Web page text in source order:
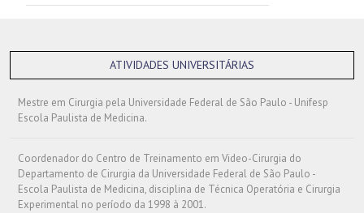
ATIVIDADES UNIVERSITÁRIAS
Mestre em Cirurgia pela Universidade Federal de São Paulo - Unifesp
Escola Paulista de Medicina.
Coordenador do Centro de Treinamento em Video-Cirurgia do
Departamento de Cirurgia da Universidade Federal de São Paulo -
Escola Paulista de Medicina, disciplina de Técnica Operatória e Cirurgia
Experimental no período da 1998 à 2001.